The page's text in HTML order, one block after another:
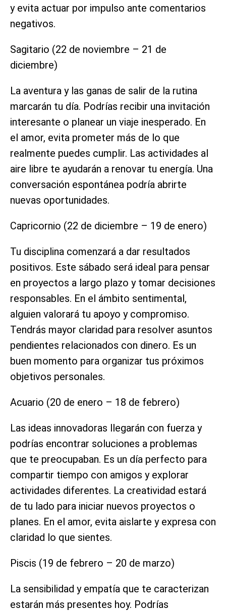
y evita actuar por impulso ante comentarios
negativos.
Sagitario (22 de noviembre – 21 de
diciembre)
La aventura y las ganas de salir de la rutina
marcarán tu día. Podrías recibir una invitación
interesante o planear un viaje inesperado. En
el amor, evita prometer más de lo que
realmente puedes cumplir. Las actividades al
aire libre te ayudarán a renovar tu energía. Una
conversación espontánea podría abrirte
nuevas oportunidades.
Capricornio (22 de diciembre – 19 de enero)
Tu disciplina comenzará a dar resultados
positivos. Este sábado será ideal para pensar
en proyectos a largo plazo y tomar decisiones
responsables. En el ámbito sentimental,
alguien valorará tu apoyo y compromiso.
Tendrás mayor claridad para resolver asuntos
pendientes relacionados con dinero. Es un
buen momento para organizar tus próximos
objetivos personales.
Acuario (20 de enero – 18 de febrero)
Las ideas innovadoras llegarán con fuerza y
podrías encontrar soluciones a problemas
que te preocupaban. Es un día perfecto para
compartir tiempo con amigos y explorar
actividades diferentes. La creatividad estará
de tu lado para iniciar nuevos proyectos o
planes. En el amor, evita aislarte y expresa con
claridad lo que sientes.
Piscis (19 de febrero – 20 de marzo)
La sensibilidad y empatía que te caracterizan
estarán más presentes hoy. Podrías